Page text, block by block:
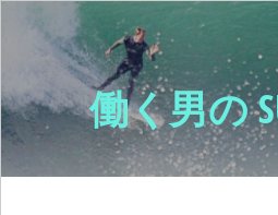
働く男の